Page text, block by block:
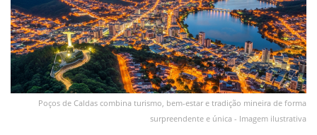
Poços de Caldas combina turismo, bem-estar e tradição mineira de forma
surpreendente e única - Imagem ilustrativa